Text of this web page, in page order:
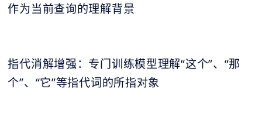
作为当前查询的理解背景
指代消解增强：专门训练模型理解“这个”、“那
个”、“它”等指代词的所指对象